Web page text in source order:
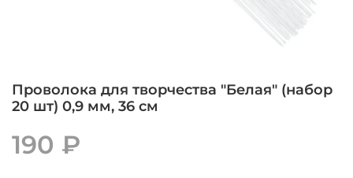
Проволока для творчества "Белая" (набор
20 шт) 0,9 мм, 36 см
190 ₽